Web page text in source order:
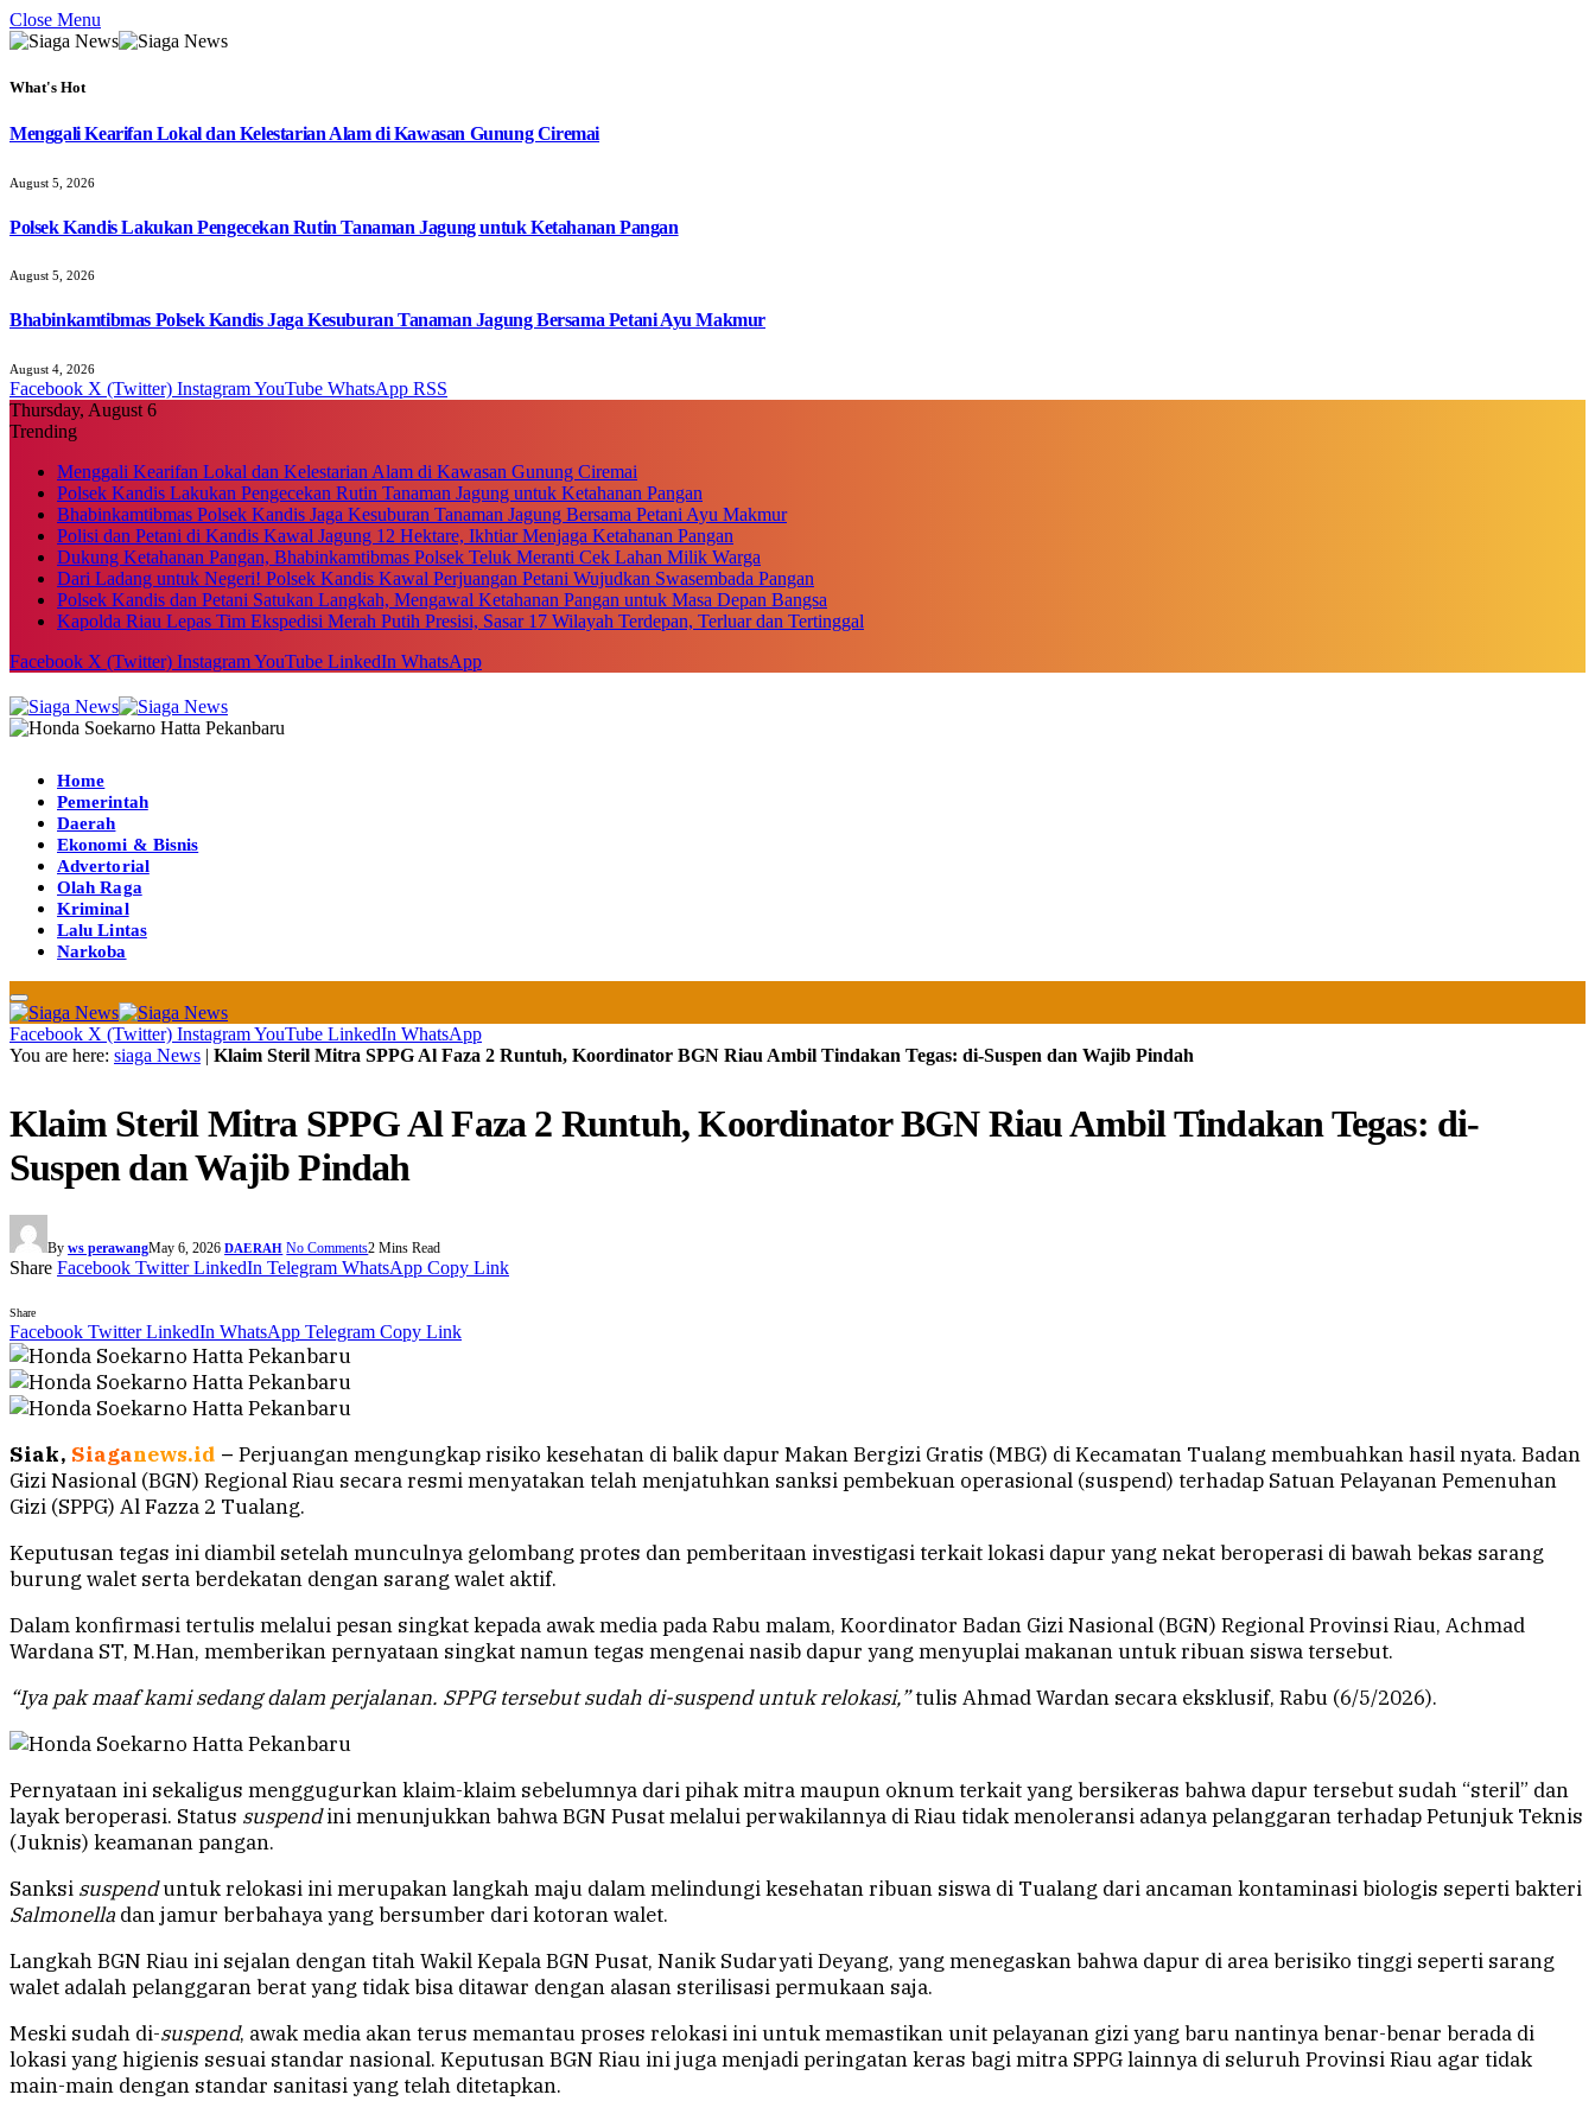
Close Menu
What's Hot
Menggali Kearifan Lokal dan Kelestarian Alam di Kawasan Gunung Ciremai
August 5, 2026
Polsek Kandis Lakukan Pengecekan Rutin Tanaman Jagung untuk Ketahanan Pangan
August 5, 2026
Bhabinkamtibmas Polsek Kandis Jaga Kesuburan Tanaman Jagung Bersama Petani Ayu Makmur
August 4, 2026
Facebook X (Twitter) InstagramYouTube WhatsApp RSS
Thursday, August 6
Trending
Menggali Kearifan Lokal dan Kelestarian Alam di Kawasan Gunung Ciremai
Polsek Kandis Lakukan Pengecekan Rutin Tanaman Jagung untuk Ketahanan Pangan
Bhabinkamtibmas Polsek Kandis Jaga Kesuburan Tanaman Jagung Bersama Petani Ayu Makmur
Polisi dan Petani di Kandis Kawal Jagung 12 Hektare, Ikhtiar Menjaga Ketahanan Pangan
Dukung Ketahanan Pangan, Bhabinkamtibmas Polsek Teluk Meranti Cek Lahan Milik Warga
Dari Ladang untuk Negeri! Polsek Kandis Kawal Perjuangan Petani Wujudkan Swasembada Pangan
Polsek Kandis dan Petani Satukan Langkah, Mengawal Ketahanan Pangan untuk Masa Depan Bangsa
Kapolda Riau Lepas Tim Ekspedisi Merah Putih Presisi, Sasar 17 Wilayah Terdepan, Terluar dan Tertinggal
Facebook X (Twitter) InstagramYouTube LinkedIn WhatsApp
Home
Pemerintah
Daerah
Ekonomi & Bisnis
Advertorial
Olah Raga
Kriminal
Lalu Lintas
Narkoba
Facebook X (Twitter) InstagramYouTube LinkedIn WhatsApp
You are here: siaga News | Klaim Steril Mitra SPPG Al Faza 2 Runtuh, Koordinator BGN Riau Ambil Tindakan Tegas: di-Suspen dan Wajib Pindah
Klaim Steril Mitra SPPG Al Faza 2 Runtuh, Koordinator BGN Riau Ambil Tindakan Tegas: di-
Suspen dan Wajib Pindah
By ws perawangMay 6, 2026 DAERAH No Comments2 Mins Read
Share Facebook Twitter LinkedIn Telegram WhatsApp Copy Link
Share
Facebook Twitter LinkedIn WhatsApp Telegram Copy Link
Siak, Siaganews.id – Perjuangan mengungkap risiko kesehatan di balik dapur Makan Bergizi Gratis (MBG) di Kecamatan Tualang membuahkan hasil nyata. Badan
Gizi Nasional (BGN) Regional Riau secara resmi menyatakan telah menjatuhkan sanksi pembekuan operasional (suspend) terhadap Satuan Pelayanan Pemenuhan
Gizi (SPPG) Al Fazza 2 Tualang.
Keputusan tegas ini diambil setelah munculnya gelombang protes dan pemberitaan investigasi terkait lokasi dapur yang nekat beroperasi di bawah bekas sarang
burung walet serta berdekatan dengan sarang walet aktif.
Dalam konfirmasi tertulis melalui pesan singkat kepada awak media pada Rabu malam, Koordinator Badan Gizi Nasional (BGN) Regional Provinsi Riau, Achmad
Wardana ST, M.Han, memberikan pernyataan singkat namun tegas mengenai nasib dapur yang menyuplai makanan untuk ribuan siswa tersebut.
“Iya pak maaf kami sedang dalam perjalanan. SPPG tersebut sudah di-suspend untuk relokasi,”tulis Ahmad Wardan secara eksklusif, Rabu (6/5/2026).
Pernyataan ini sekaligus menggugurkan klaim-klaim sebelumnya dari pihak mitra maupun oknum terkait yang bersikeras bahwa dapur tersebut sudah “steril” dan
layak beroperasi. Status suspendini menunjukkan bahwa BGN Pusat melalui perwakilannya di Riau tidak menoleransi adanya pelanggaran terhadap Petunjuk Teknis
(Juknis) keamanan pangan.
Sanksi suspenduntuk relokasi ini merupakan langkah maju dalam melindungi kesehatan ribuan siswa di Tualang dari ancaman kontaminasi biologis seperti bakteri
Salmonella dan jamur berbahaya yang bersumber dari kotoran walet.
Langkah BGN Riau ini sejalan dengan titah Wakil Kepala BGN Pusat, Nanik Sudaryati Deyang, yang menegaskan bahwa dapur di area berisiko tinggi seperti sarang
walet adalah pelanggaran berat yang tidak bisa ditawar dengan alasan sterilisasi permukaan saja.
Meski sudah di-suspend, awak media akan terus memantau proses relokasi ini untuk memastikan unit pelayanan gizi yang baru nantinya benar-benar berada di
lokasi yang higienis sesuai standar nasional. Keputusan BGN Riau ini juga menjadi peringatan keras bagi mitra SPPG lainnya di seluruh Provinsi Riau agar tidak
main-main dengan standar sanitasi yang telah ditetapkan.